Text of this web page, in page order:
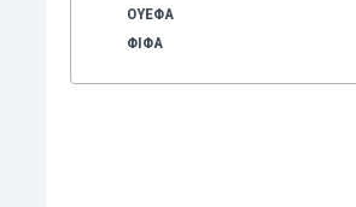
ΟΥΕΦΑ
ΦΙΦΑ